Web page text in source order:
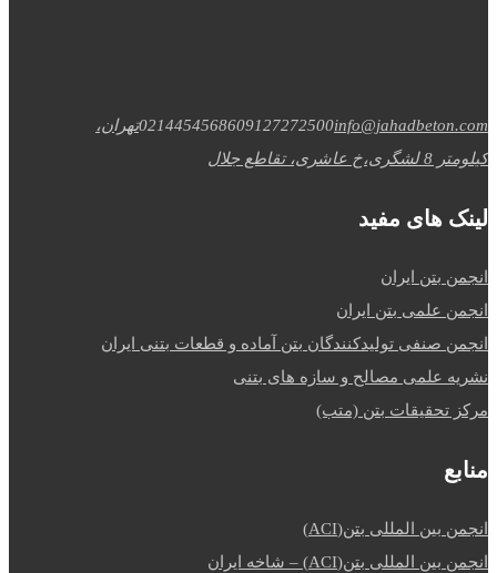
0214454568609127272500info@jahadbeton.com
تهران،
کیلومتر 8 لشگری،خ عاشری، تقاطع جلال
لینک های مفید
انجمن بتن ایران
انجمن علمی بتن ایران
انجمن صنفی تولیدکنندگان بتن آماده و قطعات بتنی ایران
نشریه علمی مصالح و سازه های بتنی
مرکز تحقیقات بتن (متب)
منابع
انجمن بین المللی بتن(ACI)
انجمن بین المللی بتن(ACI) – شاخه ایران